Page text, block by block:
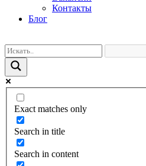
Контакты
Блог
Exact matches only
Search in title
Search in content